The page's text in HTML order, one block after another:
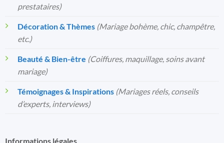
prestataires)
Décoration & Thèmes (Mariage bohème, chic, champêtre,
etc.)
Beauté & Bien-être (Coiffures, maquillage, soins avant
mariage)
Témoignages & Inspirations (Mariages réels, conseils
d’experts, interviews)
Informations légales